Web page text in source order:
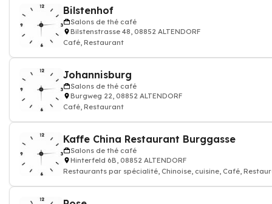
Bilstenhof
Salons de thé café
Bilstenstrasse 48, 08852 ALTENDORF
Café, Restaurant
Johannisburg
Salons de thé café
Burgweg 22, 08852 ALTENDORF
Café, Restaurant
Kaffe China Restaurant Burggasse
Salons de thé café
Hinterfeld 6B, 08852 ALTENDORF
Restaurants par spécialité, Chinoise, cuisine, Café,